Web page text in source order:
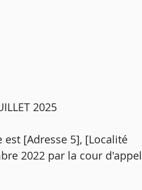
2025
[Adresse 5], [Localité
2022 par la cour d'appel